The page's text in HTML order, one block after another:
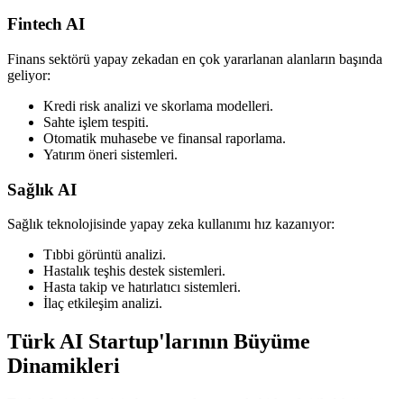
Fintech AI
Finans sektörü yapay zekadan en çok yararlanan alanların başında
geliyor:
Kredi risk analizi ve skorlama modelleri.
Sahte işlem tespiti.
Otomatik muhasebe ve finansal raporlama.
Yatırım öneri sistemleri.
Sağlık AI
Sağlık teknolojisinde yapay zeka kullanımı hız kazanıyor:
Tıbbi görüntü analizi.
Hastalık teşhis destek sistemleri.
Hasta takip ve hatırlatıcı sistemleri.
İlaç etkileşim analizi.
Türk AI Startup'larının Büyüme
Dinamikleri